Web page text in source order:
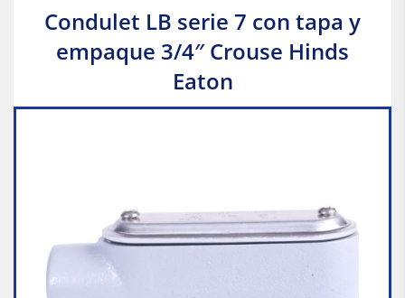
Condulet LB serie 7 con tapa y
empaque 3/4″ Crouse Hinds
Eaton